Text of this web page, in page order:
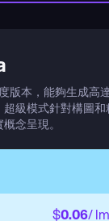
版本，能夠生成
級模式針對構圖
念呈現。
$0.06/